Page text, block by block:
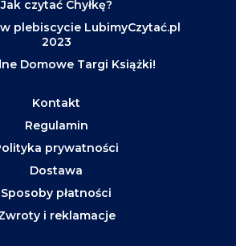
Jak czytać Chyłkę?
plebiscycie LubimyCzytać.pl
2023
Domowe Targi Książki!
Kontakt
Regulamin
prywatności
Dostawa
Sposoby płatności
i reklamacje